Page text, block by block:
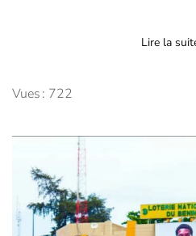
Lire la
Vues : 722